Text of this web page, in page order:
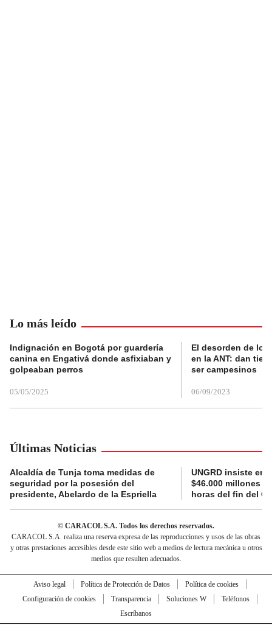
Lo más leído
Indignación en Bogotá por guardería
canina en Engativá donde asfixiaban y
golpeaban perros
05/05/2025
El desorden de
en la ANT: dan
ser campesinos
06/09/2023
Últimas Noticias
Alcaldía de Tunja toma medidas de
seguridad por la posesión del
presidente, Abelardo de la Espriella
UNGRD insiste en
$46.000 millones
horas del fin del
© CARACOL S.A. Todos los derechos reservados.
CARACOL S.A. realiza una reserva expresa de las reproducciones y usos de las obras
y otras prestaciones accesibles desde este sitio web a medios de lectura mecánica u otros
medios que resulten adecuados.
Aviso legal Política de Protección de Datos
Política de cookies
Configuración de cookies
Transparencia Soluciones W
Teléfonos
Escríbanos